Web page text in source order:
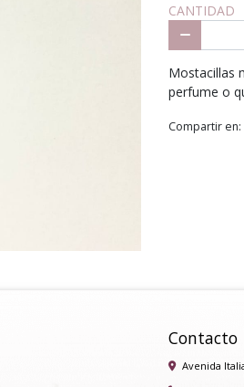
CANTIDAD
Mostacillas
perfume o
Compartir en:
Contacto
Avenida